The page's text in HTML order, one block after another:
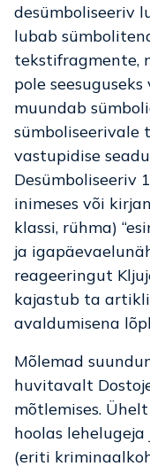
desümboliseeriv
lubab
tekstifragmente,
pole
muundab
sümboliseerivale
vastupidise
Desümboliseeriv
inimeses või
klassi, rühma)
ja
reageeringut
kajastub ta
avaldumisena
Mõlemad
huvitavalt
mõtlemises.
hoolas
(eriti